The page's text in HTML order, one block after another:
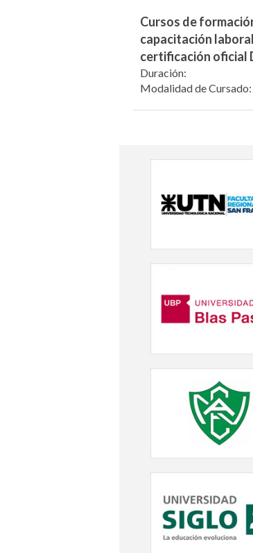
Cursos de
capacitación
certificación oficial
Duración:
Modalidad de